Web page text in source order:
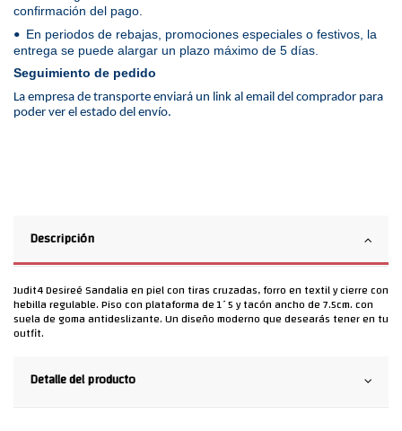
confirmación del pago.
• En periodos de rebajas, promociones especiales o festivos, la
entrega se puede alargar un plazo máximo de 5 días.
Seguimiento de pedido
La empresa de transporte enviará un link al email del comprador para
poder ver el estado del envío.
Descripción
Judit4 Desireé Sandalia en piel con tiras cruzadas, forro en textil y cierre con
hebilla regulable. Piso con plataforma de 1´5 y tacón ancho de 7.5cm. con
suela de goma antideslizante. Un diseño moderno que desearás tener en tu
outfit.
Detalle del producto